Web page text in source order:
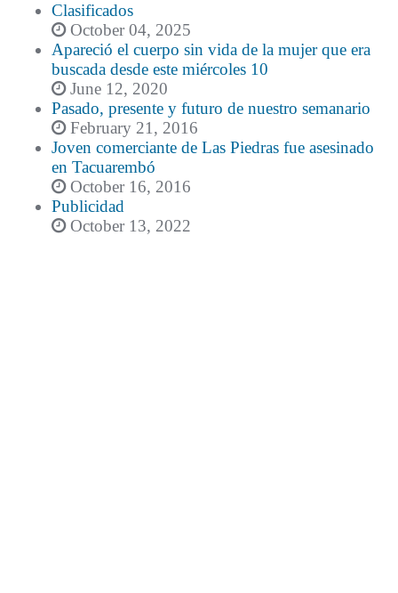
Clasificados
October 04, 2025
Apareció el cuerpo sin vida de la mujer que era
buscada desde este miércoles 10
June 12, 2020
Pasado, presente y futuro de nuestro semanario
February 21, 2016
Joven comerciante de Las Piedras fue asesinado
en Tacuarembó
October 16, 2016
Publicidad
October 13, 2022